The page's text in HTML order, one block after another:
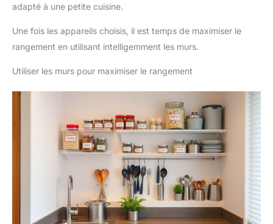
adapté à une petite cuisine.
Une fois les appareils choisis, il est temps de maximiser le
rangement en utilisant intelligemment les murs.
Utiliser les murs pour maximiser le rangement